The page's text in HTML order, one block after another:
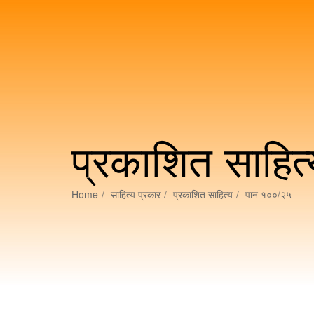
प्रकाशित
Home साहित्य प्रकार प्रकाशित साहित्य पान १००/२५